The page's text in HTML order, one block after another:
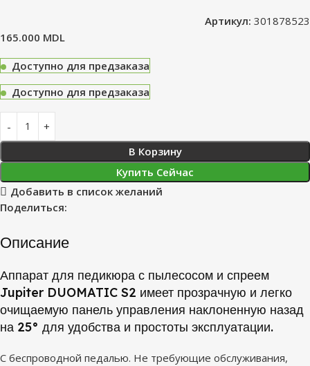
Артикул: 301878523
165.000 MDL
Доступно для предзаказа
Доступно для предзаказа
В Корзину
Купить Сейчас
Добавить в список желаний
Поделиться:
Описание
Аппарат для педикюра с пылесосом и спреем
Jupiter DUOMATIC S2 имеет прозрачную и легко
очищаемую панель управления наклоненную назад
на 25° для удобства и простоты эксплуатации.
С беспроводной педалью. Не требующие обслуживания,